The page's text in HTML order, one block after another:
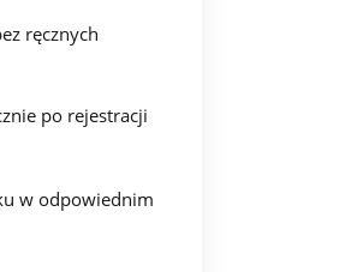
ręcznych
po rejestracji
w odpowiednim